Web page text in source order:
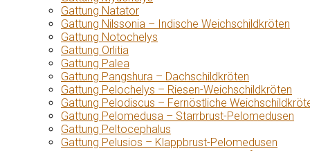
Gattung Natator
Gattung Nilssonia – Indische Weichschildkröten
Gattung Notochelys
Gattung Orlitia
Gattung Palea
Gattung Pangshura – Dachschildkröten
Gattung Pelochelys – Riesen-Weichschildkröten
Gattung Pelodiscus – Fernöstliche
Gattung Pelomedusa – Starrbrust-Pelomedusen
Gattung Peltocephalus
Gattung Pelusios – Klappbrust-Pelomedusen